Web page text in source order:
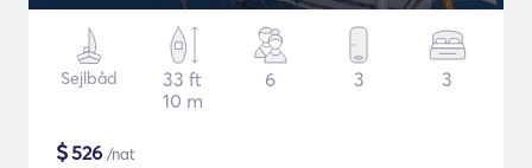
Sejlbåd
33 ft
10 m
6 3 3
$526 /nat